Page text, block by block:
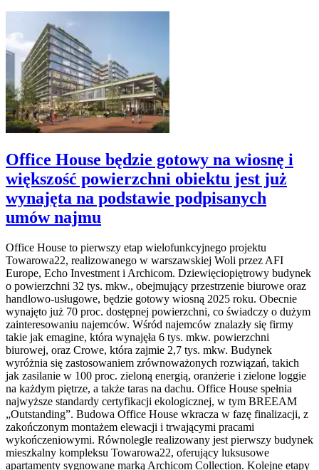
Office House będzie gotowy na wiosnę i
większość powierzchni obiektu jest już
wynajęta na podstawie podpisanych
umów najmu
Office House to pierwszy etap wielofunkcyjnego projektu
Towarowa22, realizowanego w warszawskiej Woli przez AFI
Europe, Echo Investment i Archicom. Dziewięciopiętrowy budynek
o powierzchni 32 tys. mkw., obejmujący przestrzenie biurowe oraz
handlowo-usługowe, będzie gotowy wiosną 2025 roku. Obecnie
wynajęto już 70 proc. dostępnej powierzchni, co świadczy o dużym
zainteresowaniu najemców. Wśród najemców znalazły się firmy
takie jak emagine, która wynajęła 6 tys. mkw. powierzchni
biurowej, oraz Crowe, która zajmie 2,7 tys. mkw. Budynek
wyróżnia się zastosowaniem zrównoważonych rozwiązań, takich
jak zasilanie w 100 proc. zieloną energią, oranżerie i zielone loggie
na każdym piętrze, a także taras na dachu. Office House spełnia
najwyższe standardy certyfikacji ekologicznej, w tym BREEAM
„Outstanding”. Budowa Office House wkracza w fazę finalizacji, z
zakończonym montażem elewacji i trwającymi pracami
wykończeniowymi. Równolegle realizowany jest pierwszy budynek
mieszkalny kompleksu Towarowa22, oferujący luksusowe
apartamenty sygnowane marką Archicom Collection. Kolejne etapy